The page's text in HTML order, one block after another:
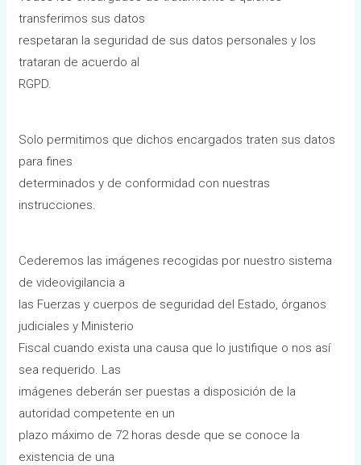
transferimos sus datos
respetaran la seguridad de sus datos personales y los
trataran de acuerdo al
RGPD.
Solo permitimos que dichos encargados traten sus datos
para fines
determinados y de conformidad con nuestras
instrucciones.
Cederemos las imágenes recogidas por nuestro sistema
de videovigilancia a
las Fuerzas y cuerpos de seguridad del Estado, órganos
judiciales y Ministerio
Fiscal cuando exista una causa que lo justifique o nos así
sea requerido. Las
imágenes deberán ser puestas a disposición de la
autoridad competente en un
plazo máximo de 72 horas desde que se conoce la
existencia de una